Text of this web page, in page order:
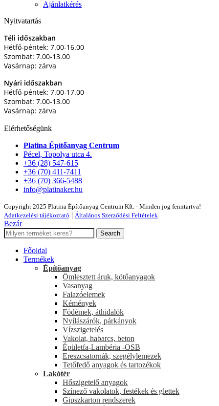
Ajánlatkérés
Nyitvatartás
Téli időszakban
Hétfő-péntek: 7.00-16.00
Szombat: 7.00-13.00
Vasárnap: zárva
Nyári időszakban
Hétfő-péntek: 7.00-17.00
Szombat: 7.00-13.00
Vasárnap: zárva
Elérhetőségünk
Platina Építőanyag Centrum
Pécel, Topolya utca 4.
+36 (28) 547-615
+36 (70) 411-7411
+36 (70) 366-5488
info@platinaker.hu
Copyright 2025 Platina Építőanyag Centrum Kft. - Minden jog fenntartva!
Adatkezelési tájékoztató | Általános Szerződési Feltételek
Bezár
Search
Főoldal
Termékek
Építőanyag
Ömlesztett áruk, kötőanyagok
Vasanyag
Falazóelemek
Kémények
Födémek, áthidalók
Nyílászárók, párkányok
Vízszigetelés
Vakolat, habarcs, beton
Épületfa-Lambéria -OSB
Ereszcsatornák, szegélylemezek
Tetőfedő anyagok és tartozékok
Lakótér
Hőszigetelő anyagok
Színező vakolatok, festékek és glettek
Gipszkarton rendszerek